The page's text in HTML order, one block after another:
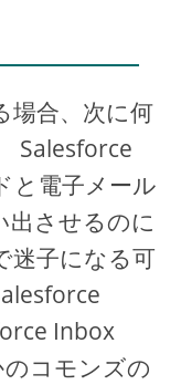
場合、次に何
Salesforce
と電子メール
出させるのに
迷子になる可
Inbox
コモンズの